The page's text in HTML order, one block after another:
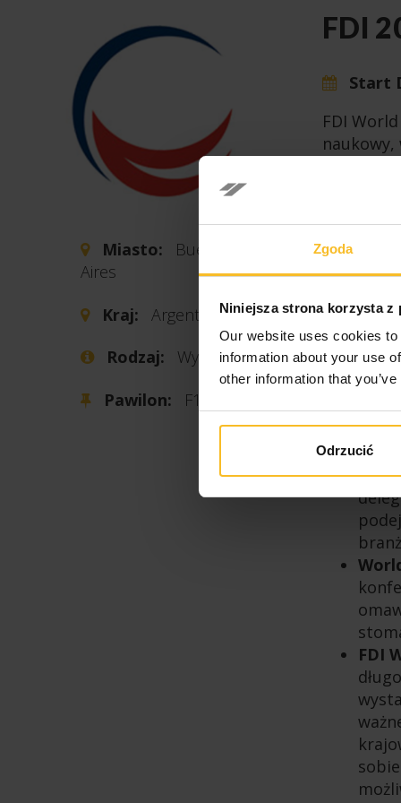
Zgoda
Niniejsza strona korzysta z
Our website uses cookies
information about your use
other information that
Odrzucić
Miasto:
Buenos
Aires
Kraj:
Argentyna
Rodzaj:
Wystawa
Pawilon:
F15-F16
FDI
Start
FDI
w
Buenos
FDI